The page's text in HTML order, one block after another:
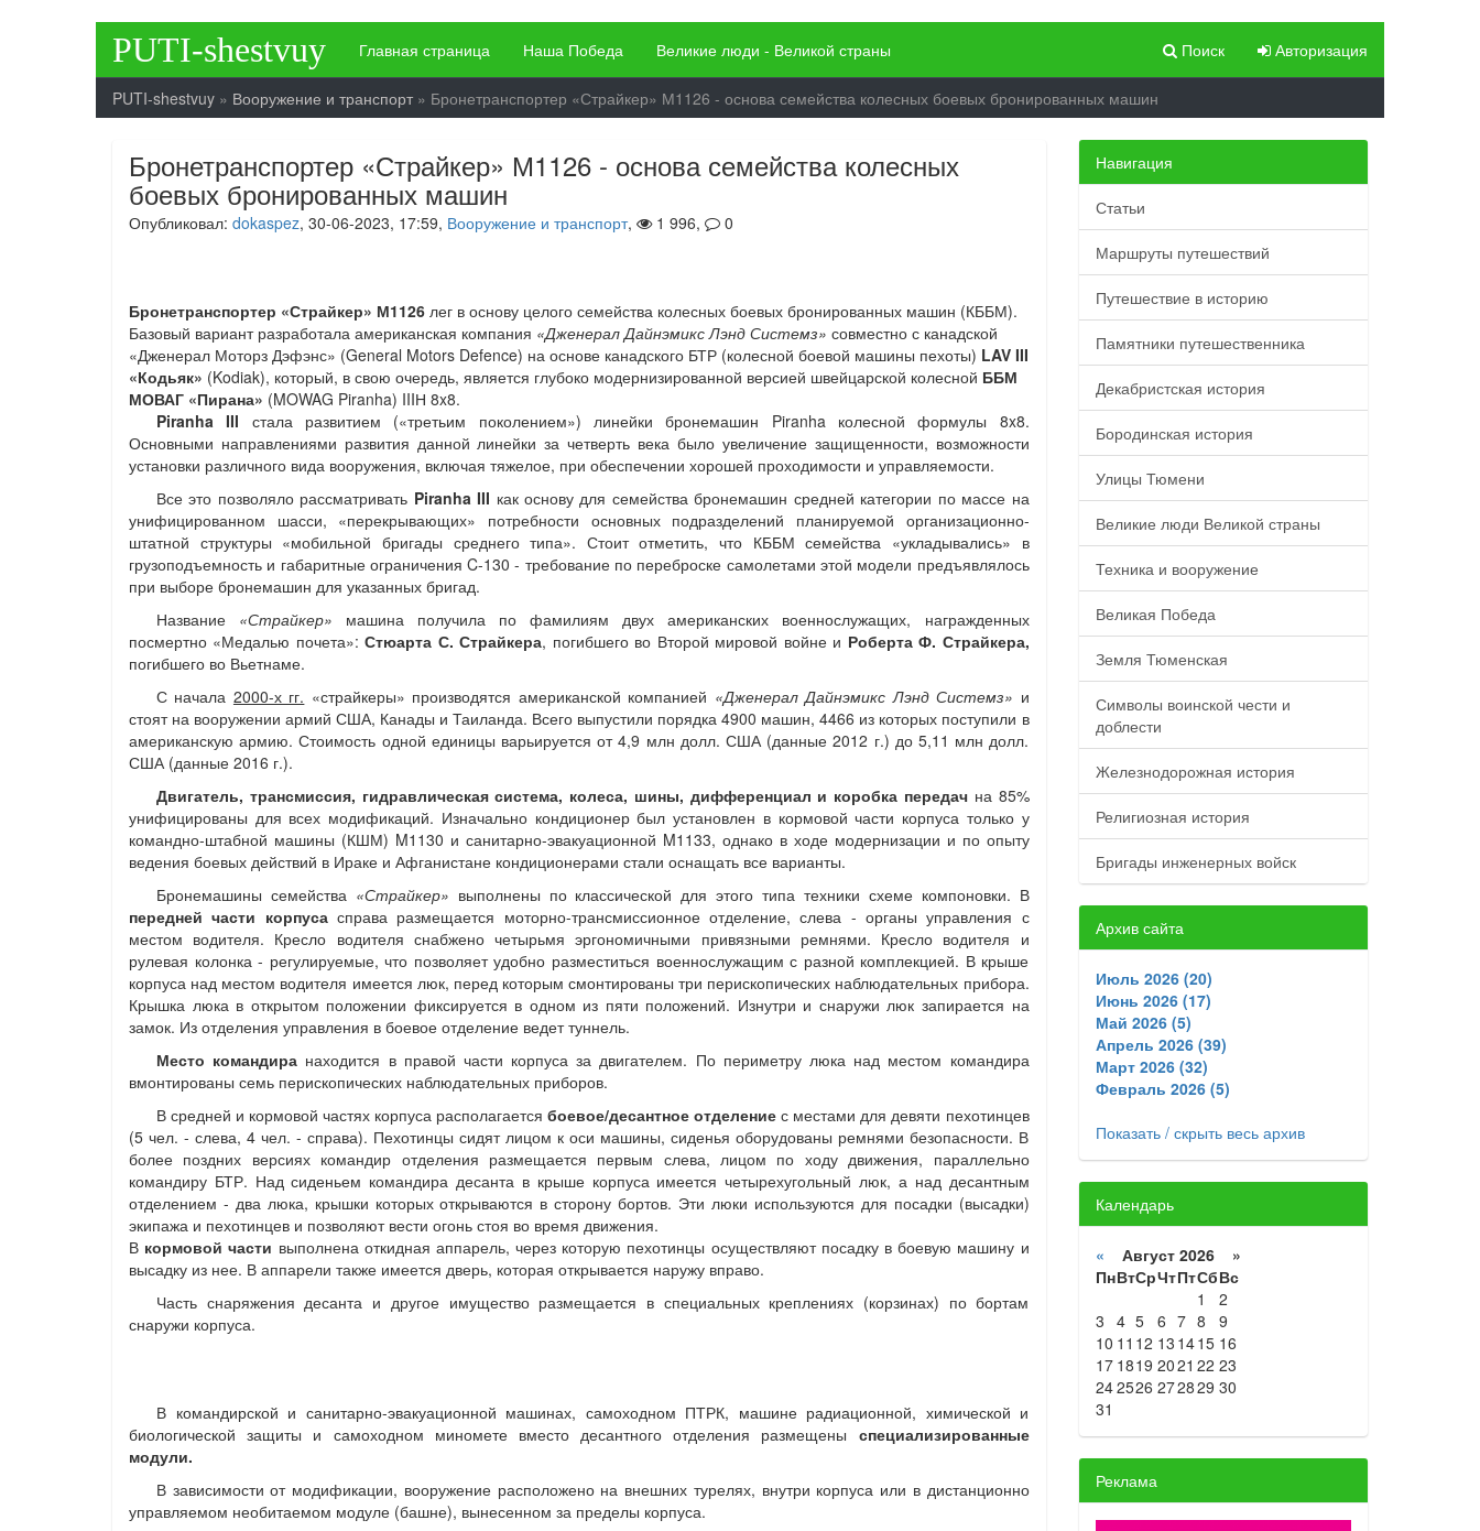
PUTI-shestvuy Главная страница Наша Победа Великие люди - Великой страны Поиск Авторизация
PUTI-shestvuy » Вооружение и транспорт » Бронетранспортер «Страйкер» М1126 - основа семейства колесных боевых бронированных машин
Бронетранспортер «Страйкер» М1126 - основа семейства колесных
боевых бронированных машин
Опубликовал: dokaspez, 30-06-2023, 17:59, Вооружение и транспорт, 1 996, 0
Бронетранспортер «Страйкер» М1126 лег в основу целого семейства колесных боевых бронированных машин (КББМ).
Базовый вариант разработала американская компания «Дженерал Дайнэмикс Лэнд Системз» совместно с канадской
«Дженерал Моторз Дэфэнс» (General Motors Defence) на основе канадского БТР (колесной боевой машины пехоты) LAV III
«Кодьяк» (Kodiak), который, в свою очередь, является глубоко модернизированной версией швейцарской колесной ББМ
МОВАГ «Пирана» (MOWAG Piranha) IIIН 8x8.
Piranha III стала развитием («третьим поколением») линейки бронемашин Piranha колесной формулы 8x8.
Основными направлениями развития данной линейки за четверть века было увеличение защищенности, возможности
установки различного вида вооружения, включая тяжелое, при обеспечении хорошей проходимости и управляемости.
Все это позволяло рассматривать Piranha III как основу для семейства бронемашин средней категории по массе на
унифицированном шасси, «перекрывающих» потребности основных подразделений планируемой организационно-
штатной структуры «мобильной бригады среднего типа». Стоит отметить, что КББМ семейства «укладывались» в
грузоподъемность и габаритные ограничения C-130 - требование по переброске самолетами этой модели предъявлялось
при выборе бронемашин для указанных бригад.
Название «Страйкер» машина получила по фамилиям двух американских военнослужащих, награжденных
посмертно «Медалью почета»:Стюарта С. Страйкера, погибшего во Второй мировой войне и Роберта Ф. Страйкера,
погибшего во Вьетнаме.
С начала 2000-х гг. «страйкеры» производятся американской компанией «Дженерал Дайнэмикс Лэнд Системз» и
стоят на вооружении армий США, Канады и Таиланда. Всего выпустили порядка 4900 машин, 4466 из которых поступили в
американскую армию. Стоимость одной единицы варьируется от 4,9 млн долл. США (данные 2012 г.) до 5,11 млн долл.
США (данные 2016 г.).
Двигатель, трансмиссия, гидравлическая система, колеса, шины, дифференциал и коробка передачна 85%
унифицированы для всех модификаций. Изначально кондиционер был установлен в кормовой части корпуса только у
командно-штабной машины (КШМ) M1130 и санитарно-эвакуационной M1133, однако в ходе модернизации и по опыту
ведения боевых действий в Ираке и Афганистане кондиционерами стали оснащать все варианты.
Бронемашины семейства «Страйкер» выполнены по классической для этого типа техники схеме компоновки. В
передней части корпусасправа размещается моторно-трансмиссионное отделение, слева - органы управления с
местом водителя. Кресло водителя снабжено четырьмя эргономичными привязными ремнями. Кресло водителя и
рулевая колонка - регулируемые, что позволяет удобно разместиться военнослужащим с разной комплекцией. В крыше
корпуса над местом водителя имеется люк, перед которым смонтированы три перископических наблюдательных прибора.
Крышка люка в открытом положении фиксируется в одном из пяти положений. Изнутри и снаружи люк запирается на
замок. Из отделения управления в боевое отделение ведет туннель.
Место командира находится в правой части корпуса за двигателем. По периметру люка над местом командира
вмонтированы семь перископических наблюдательных приборов.
В средней и кормовой частях корпуса располагаетсябоевое/десантное отделениес местами для девяти пехотинцев
(5 чел. - слева, 4 чел. - справа). Пехотинцы сидят лицом к оси машины, сиденья оборудованы ремнями безопасности. В
более поздних версиях командир отделения размещается первым слева, лицом по ходу движения, параллельно
командиру БТР. Над сиденьем командира десанта в крыше корпуса имеется четырехугольный люк, а над десантным
отделением - два люка, крышки которых открываются в сторону бортов. Эти люки используются для посадки (высадки)
экипажа и пехотинцев и позволяют вести огонь стоя во время движения.
В кормовой части выполнена откидная аппарель, через которую пехотинцы осуществляют посадку в боевую машину и
высадку из нее. В аппарели также имеется дверь, которая открывается наружу вправо.
Часть снаряжения десанта и другое имущество размещается в специальных креплениях (корзинах) по бортам
снаружи корпуса.
В командирской и санитарно-эвакуационной машинах, самоходном ПТРК, машине радиационной, химической и
биологической защиты и самоходном миномете вместо десантного отделения размещены специализированные
модули.
В зависимости от модификации, вооружение расположено на внешних турелях, внутри корпуса или в дистанционно
управляемом необитаемом модуле (башне), вынесенном за пределы корпуса.
Навигация
Статьи
Маршруты путешествий
Путешествие в историю
Памятники путешественника
Декабристская история
Бородинская история
Улицы Тюмени
Великие люди Великой страны
Техника и вооружение
Великая Победа
Земля Тюменская
Символы воинской чести и
доблести
Железнодорожная история
Религиозная история
Бригады инженерных войск
Архив сайта
Июль 2026 (20)
Июнь 2026 (17)
Май 2026 (5)
Апрель 2026 (39)
Март 2026 (32)
Февраль 2026 (5)
Показать / скрыть весь архив
Календарь
« Август 2026 »
ПнВтСрЧтПтСбВс
1
2
3 4 5 6 7 8
9
10 11 12 13 1415 16
17 1819 2021 22 23
242526 272829 30
31
Реклама